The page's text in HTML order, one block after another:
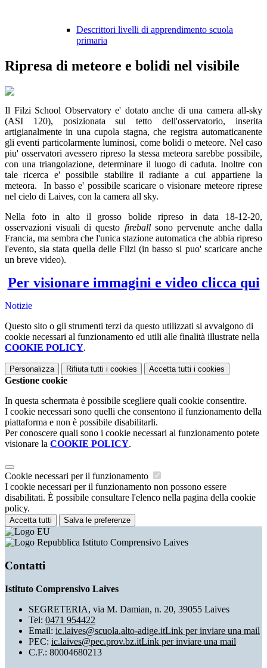
Descrittori livelli di apprendimento scuola
primaria
Ripresa di meteore e bolidi nel visibile
Il Filzi School Observatory e' dotato anche di una camera all-sky
(ASI 120), posizionata sul tetto dell'osservatorio, inserita
artigianalmente in una cupola stagna, che registra automaticanente
gli eventi particolarmente luminosi, come bolidi o meteore. Nel caso
piu' osservatori avessero ripreso la stessa meteora sarebbe possibile,
con una triangolazione, determinare il luogo di caduta. Inoltre con
tale ricerca e' possibile stabilire il radiante a cui appartiene la
meteora. In basso e' possibile scaricare o visionare meteore riprese
nel cielo di Laives, con la camera all sky.
Nella foto in alto il grosso bolide ripreso in data 18-12-20,
osservazioni visuali di questo fireballsono pervenute anche dalla
Francia, ma sembra che l'unica stazione automatica che abbia ripreso
l'evento, sia stata quella delle Filzi (in basso si puo' scaricare anche
un breve video).
Per visionare immagini e video clicca qui
Notizie
Questo sito o gli strumenti terzi da questo utilizzati si avvalgono di
cookie necessari al funzionamento ed utili alle finalità illustrate nella
COOKIE POLICY.
Personalizza Rifiuta tutti i cookies Accetta tutti i cookies
Gestione cookie
In questa schermata è possibile scegliere quali cookie consentire.
I cookie necessari sono quelli che consentono il funzionamento della
piattaforma e non è possibile disabilitarli.
Per conoscere quali sono i cookie necessari al funzionamento potete
visionare la COOKIE POLICY.
Cookie necessari per il funzionamento
I cookie necessari per il funzionamento non possono essere
disabilitati. È possibile consultare l'elenco nella pagina della cookie
policy.
Accetta tutti Salva le preferenze
Istituto Comprensivo Laives
Contatti
Istituto Comprensivo Laives
SEGRETERIA, via M. Damian, n. 20, 39055 Laives
Tel: 0471 954422
Email: ic.laives@scuola.alto-adige.itLink per inviare una mail
PEC: ic.laives@pec.prov.bz.itLink per inviare una mail
C.F.: 80004680213